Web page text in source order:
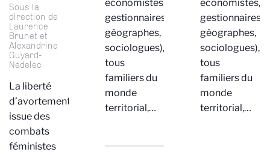
Sous la
direction de
Laurence
Brunet et
Alexandrine
Guyard-
Nedelec
La liberté
d’avortement,
issue des
combats
féministes
économistes,
gestionnaires,
géographes,
sociologues),
tous
familiers du
monde
territorial,…
économistes,
gestionnaires,
géographes,
sociologues),
tous
familiers du
monde
territorial,…